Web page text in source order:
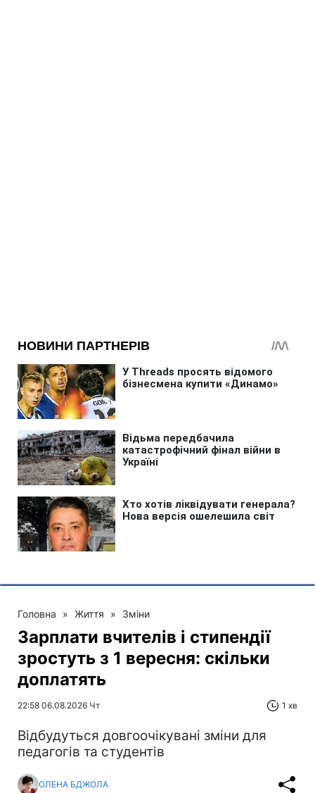
Головна » Життя » Зміни
Зарплати вчителів і стипендії
зростуть з 1 вересня: скільки
доплатять
22:58 06.08.2026 Чт 1 хв
Відбудуться довгоочікувані зміни для
педагогів та студентів
ОЛЕНА БДЖОЛА